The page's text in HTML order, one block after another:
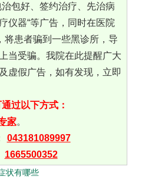
包好、签约治疗、先治病
仪器“等广告，同时在医院
将患者骗到一些黑诊所，导
当受骗。我院在此提醒广大
虚假广告，如有发现，立即
过以下方式：
家。
043181089997
1665500352
状有哪些